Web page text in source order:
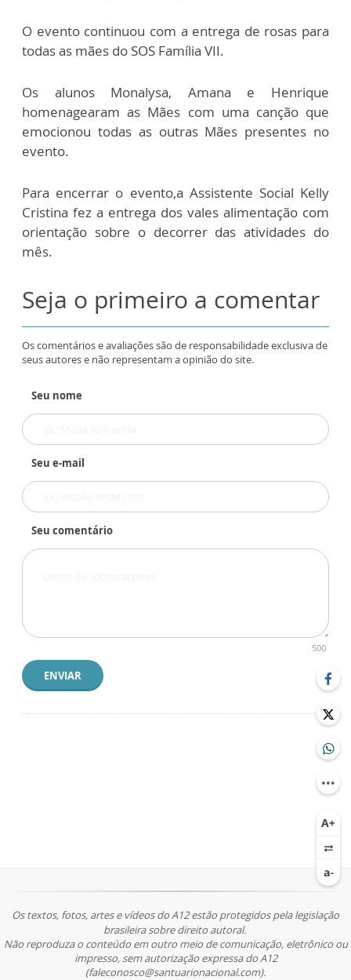
O evento continuou com a entrega de rosas para
todas as mães do SOS Família VII.
Os alunos Monalysa, Amana e Henrique
homenagearam as Mães com uma canção que
emocionou todas as outras Mães presentes no
evento.
Para encerrar o evento,a Assistente Social Kelly
Cristina fez a entrega dos vales alimentação com
orientação sobre o decorrer das atividades do
mês.
Seja o primeiro a comentar
Os comentários e avaliações são de responsabilidade exclusiva de
seus autores e não representam a opinião do site.
Seu nome
Seu e-mail
Seu comentário
500
ENVIAR
Os textos, fotos, artes e vídeos do A12 estão protegidos pela legislação
brasileira sobre direito autoral.
Não reproduza o conteúdo em outro meio de comunicação, eletrônico ou
impresso, sem autorização expressa do A12
(faleconosco@santuarionacional.com).